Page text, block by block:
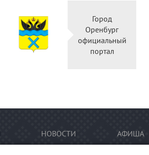
Город
Оренбург
официальный
портал
НОВОСТИ АФИША